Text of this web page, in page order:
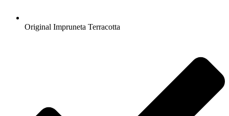
Original Impruneta Terracotta